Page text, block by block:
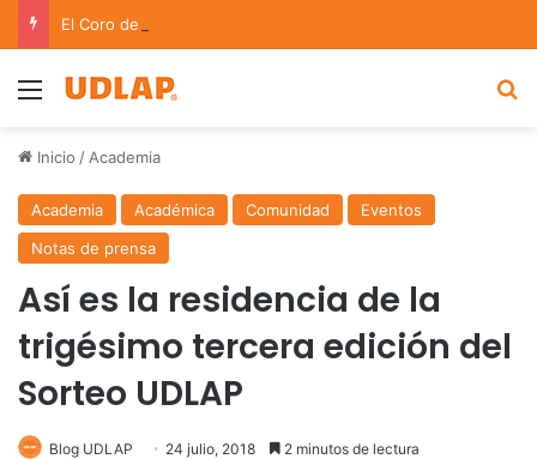
Menu
Inicio / Academia
Academia Académica Comunidad
Eventos
Notas de prensa
Así es la residencia de la
trigésimo tercera edición del
Sorteo UDLAP
Blog UDLAP 24 julio, 2018 2 minutos de lectura